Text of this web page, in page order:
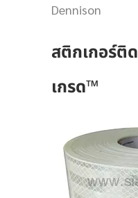
Dennison
สติกเกอร์ติด
เกรด™